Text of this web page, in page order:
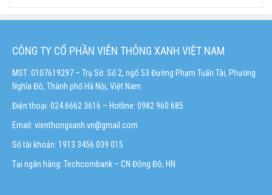
CÔNG TY CỔ PHẦN VIỄN THÔNG XANH VIỆT NAM
MST: 0107619297 – Trụ Sở: Số 2, ngõ 53 Đường Phạm Tuấn Tài, Phường
Nghĩa Đô, Thành phố Hà Nội, Việt Nam
Điện thoại: 024.6662 3616 – Hotline: 0982 960 685
Email: vienthongxanh.vn@gmail.com
Số tài khoản: 1913 3456 039 015
Tại ngân hàng: Techcombank – CN Đông Đô, HN